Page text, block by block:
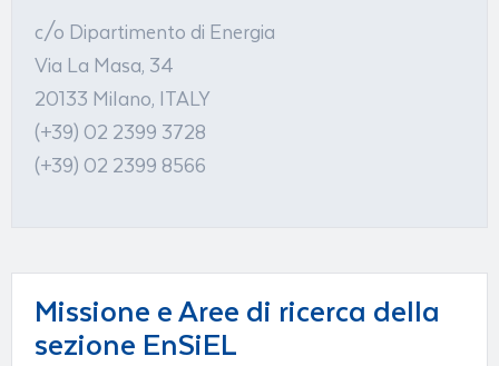
c/o Dipartimento di Energia
Via La Masa, 34
20133 Milano, ITALY
(+39) 02 2399 3728
(+39) 02 2399 8566
Missione e Aree di ricerca della
sezione EnSiEL